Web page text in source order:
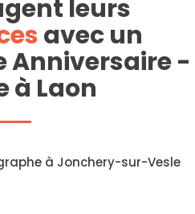
leurs
avec un
Anniversaire -
à Laon
à Jonchery-sur-Vesle